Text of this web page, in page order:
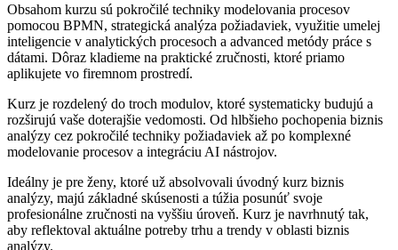
Obsahom kurzu sú pokročilé techniky modelovania procesov
pomocou BPMN, strategická analýza požiadaviek, využitie umelej
inteligencie v analytických procesoch a advanced metódy práce s
dátami. Dôraz kladieme na praktické zručnosti, ktoré priamo
aplikujete vo firemnom prostredí.
Kurz je rozdelený do troch modulov, ktoré systematicky budujú a
rozširujú vaše doterajšie vedomosti. Od hlbšieho pochopenia biznis
analýzy cez pokročilé techniky požiadaviek až po komplexné
modelovanie procesov a integráciu AI nástrojov.
Ideálny je pre ženy, ktoré už absolvovali úvodný kurz biznis
analýzy, majú základné skúsenosti a túžia posunúť svoje
profesionálne zručnosti na vyššiu úroveň. Kurz je navrhnutý tak,
aby reflektoval aktuálne potreby trhu a trendy v oblasti biznis
analýzy.